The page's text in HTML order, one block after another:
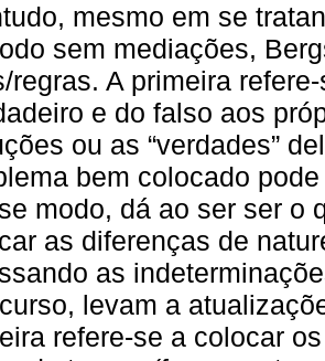
mesmo em se
sem mediações,
regras. A primeira
e do falso aos
ou as “verdades”
bem colocado
modo, dá ao ser ser o
as diferenças de
as
levam a
refere-se a colocar